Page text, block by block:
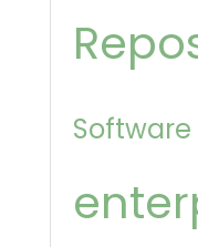
Software